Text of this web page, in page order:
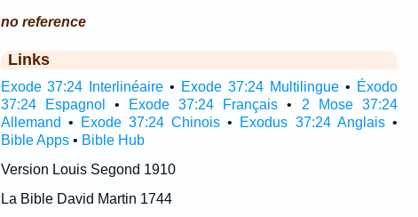
no reference
Links
Exode 37:24 Interlinéaire • Exode 37:24 Multilingue • Éxodo
37:24 Espagnol
• Exode 37:24 Français • 2 Mose 37:24
Allemand • Exode 37:24 Chinois • Exodus 37:24 Anglais•
Bible Apps• Bible Hub
Version Louis Segond 1910
La Bible David Martin 1744